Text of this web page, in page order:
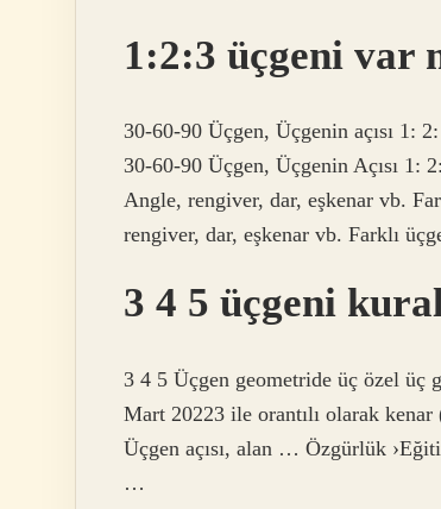
1:2:3 üçgeni var
30-60-90 Üçgen, Üçgenin açısı 1:
30-60-90 Üçgen, Üçgenin Açısı 1:
Angle, rengiver, dar, eşkenar vb.
rengiver, dar, eşkenar vb. Farklı
3 4 5 üçgeni
3 4 5 Üçgen geometride üç özel üç
Mart 20223 ile orantılı olarak
Üçgen açısı, alan … Özgürlük
…